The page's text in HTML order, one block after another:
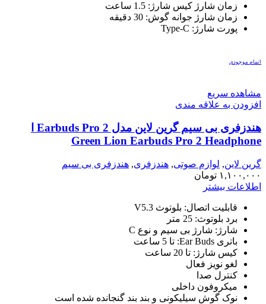
زمان شارژ کیس شارژ: 1.5 ساعت
زمان شارژ جوانه گوش: 30 دقیقه
پورت شارژ: Type-C
اتمام موجودی
مشاهده سریع
افزودن به علاقه مندی
Green Lion Earbuds Pro 2 Headphone
گرین لاین, لوازم صوتی, هندزفری, هندزفری بی سیم
۱,۱۰۰,۰۰۰ تومان
اطلاعات بیشتر
قابلیت اتصال: بلوتوث V5.3
برد بلوتوث: 25 متر
شارژ: شارژ بی سیم و نوع C
باتری Ear Buds: تا 5 ساعت
کیس شارژ: تا 20 ساعت
لغو نویز فعال
کنترل صدا
میکروفون داخلی
نوک گوش سیلیکونی و بند بند گنجانده شده است